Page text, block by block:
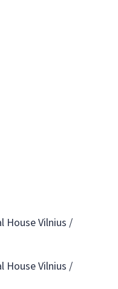
House Vilnius /
House Vilnius /